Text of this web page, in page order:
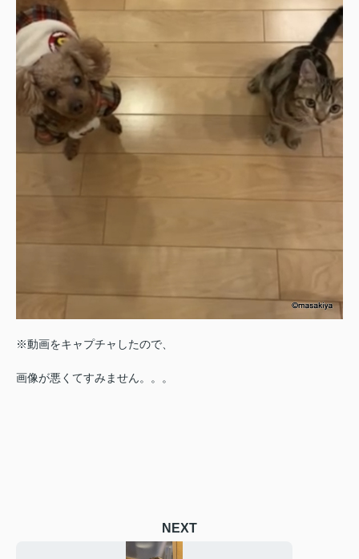
※動画をキャプチャしたので、
画像が悪くてすみません。。。
NEXT